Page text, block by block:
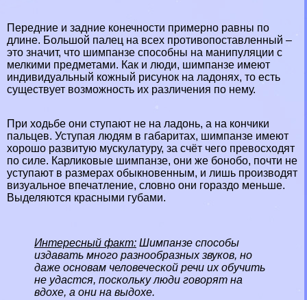
Передние и задние конечности примерно равны по
длине. Большой палец на всех противопоставленный –
это значит, что шимпанзе способны на манипуляции с
мелкими предметами. Как и люди, шимпанзе имеют
индивидуальный кожный рисунок на ладонях, то есть
существует возможность их различения по нему.
При ходьбе они ступают не на ладонь, а на кончики
пальцев. Уступая людям в габаритах, шимпанзе имеют
хорошо развитую мускулатуру, за счёт чего превосходят
по силе. Карликовые шимпанзе, они же бонобо, почти не
уступают в размерах обыкновенным, и лишь производят
визуальное впечатление, словно они гораздо меньше.
Выделяются красными губами.
Интересный факт: Шимпанзе способы
издавать много разнообразных звуков, но
даже основам человеческой речи их обучить
не удастся, поскольку люди говорят на
вдохе, а они на выдохе.